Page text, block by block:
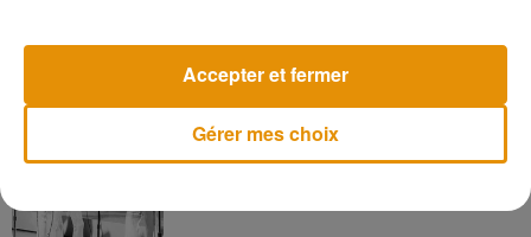
Après le film, bientôt une docu-série sur
le père de Michael Jackson
Gérer mes choix
Accepter et fermer